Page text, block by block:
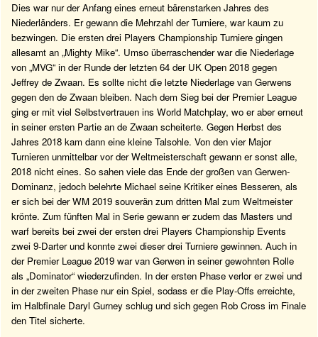
Dies war nur der Anfang eines erneut bärenstarken Jahres des
Niederländers. Er gewann die Mehrzahl der Turniere, war kaum zu
bezwingen. Die ersten drei Players Championship Turniere gingen
allesamt an „Mighty Mike“. Umso überraschender war die Niederlage
von „MVG“ in der Runde der letzten 64 der UK Open 2018 gegen
Jeffrey de Zwaan. Es sollte nicht die letzte Niederlage van Gerwens
gegen den de Zwaan bleiben. Nach dem Sieg bei der Premier League
ging er mit viel Selbstvertrauen ins World Matchplay, wo er aber erneut
in seiner ersten Partie an de Zwaan scheiterte. Gegen Herbst des
Jahres 2018 kam dann eine kleine Talsohle. Von den vier Major
Turnieren unmittelbar vor der Weltmeisterschaft gewann er sonst alle,
2018 nicht eines. So sahen viele das Ende der großen van Gerwen-
Dominanz, jedoch belehrte Michael seine Kritiker eines Besseren, als
er sich bei der WM 2019 souverän zum dritten Mal zum Weltmeister
krönte. Zum fünften Mal in Serie gewann er zudem das Masters und
warf bereits bei zwei der ersten drei Players Championship Events
zwei 9-Darter und konnte zwei dieser drei Turniere gewinnen. Auch in
der Premier League 2019 war van Gerwen in seiner gewohnten Rolle
als „Dominator“ wiederzufinden. In der ersten Phase verlor er zwei und
in der zweiten Phase nur ein Spiel, sodass er die Play-Offs erreichte,
im Halbfinale Daryl Gurney schlug und sich gegen Rob Cross im Finale
den Titel sicherte.